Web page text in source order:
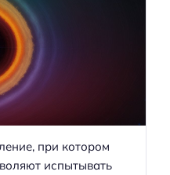
при котором
испытывать